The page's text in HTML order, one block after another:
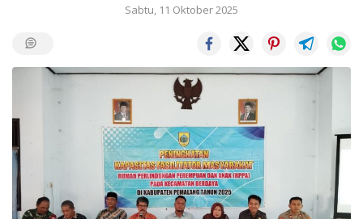
Sabtu, 11 Oktober 2025